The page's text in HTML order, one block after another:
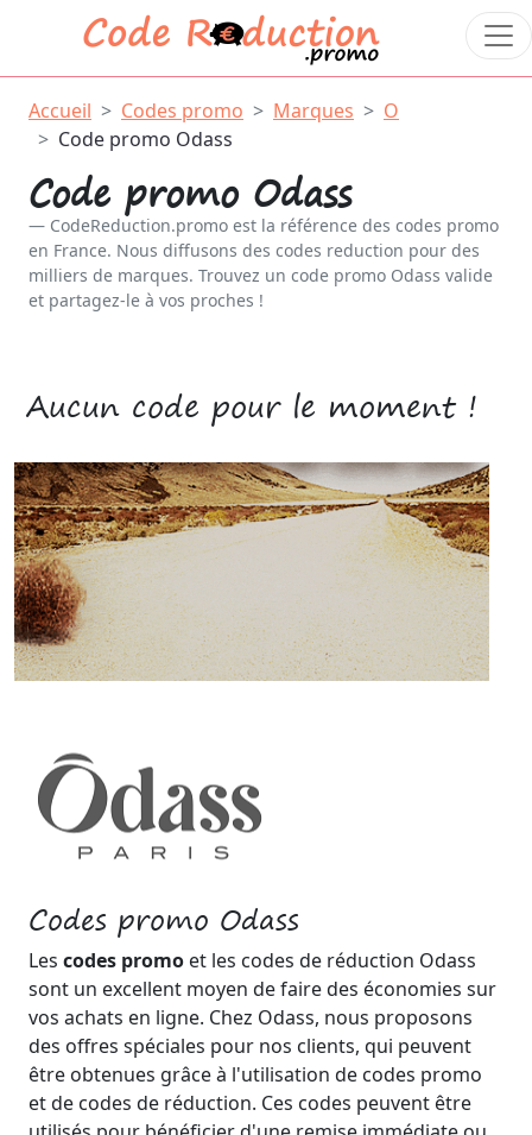
Accueil Codes promo Marques
O
Code promo Odass
Code promo Odass
CodeReduction.promo est la référence des codes promo
en France. Nous diffusons des codes reduction pour des
milliers de marques. Trouvez un code promo Odass valide
et partagez-le à vos proches !
Codes promo Odass
Les codes promo et les codes de réduction Odass
sont un excellent moyen de faire des économies sur
vos achats en ligne. Chez Odass, nous proposons
des offres spéciales pour nos clients, qui peuvent
être obtenues grâce à l'utilisation de codes promo
et de codes de réduction. Ces codes peuvent être
Aucun code pour le moment !